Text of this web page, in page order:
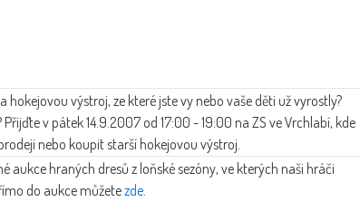
hokejovou výstroj, ze které jste vy nebo vaše děti už vyrostly?
v pátek 14.9.2007 od 17:00 - 19:00 na ZS ve Vrchlabí, kde
nebo koupit starší hokejovou výstroj.
aukce hraných dresů z loňské sezóny, ve kterých naši hráči
do aukce můžetezde